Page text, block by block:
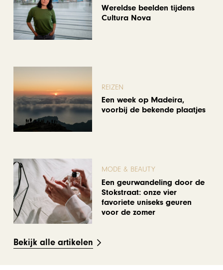
Wereldse beelden tijdens
Cultura Nova
REIZEN
Een week op Madeira,
voorbij de bekende plaatjes
MODE & BEAUTY
Een geurwandeling door de
Stokstraat: onze vier
favoriete uniseks geuren
voor de zomer
Bekijk alle artikelen